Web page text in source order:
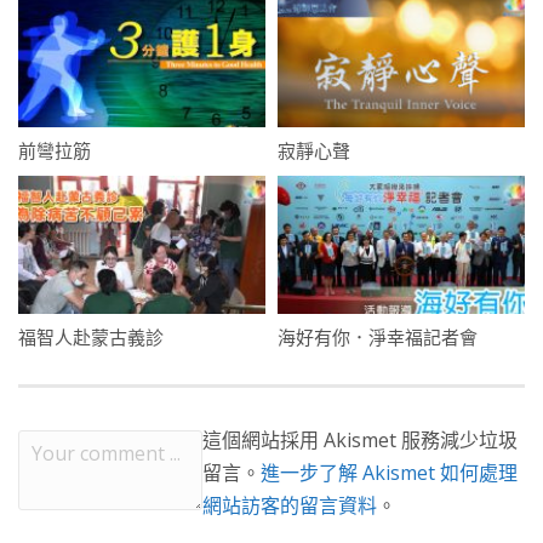
前彎拉筋 寂靜心聲
福智人赴蒙古義診 海好有你．淨幸福記者會
這個網站採用 Akismet 服務減少垃圾
留言。 進一步了解 Akismet 如何處理
網站訪客的留言資料 。